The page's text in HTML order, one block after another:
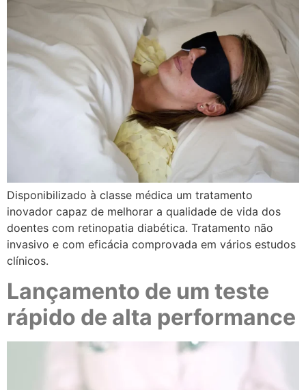
Disponibilizado à classe médica um tratamento
inovador capaz de melhorar a qualidade de vida dos
doentes com retinopatia diabética. Tratamento não
invasivo e com eficácia comprovada em vários estudos
clínicos.
Lançamento de um teste
rápido de alta performance